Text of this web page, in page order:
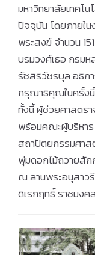
มหาวิทยาลัยเทคโ
ปัจจุบัน โดยภายใ
พระสงฆ์ จำนวน
บรมวงศ์เธอ กรม
รัชสิริวัชรบุล อธิกา
กรุณาธิคุณในครั้งนี้
ทั้งนี้ ผู้ช่วยศาสตร
พร้อมคณะผู้บริหา
สถาปัตยกรรมศาส
พุ่มดอกไม้ถวายสัก
ณ ลานพระอนุสาว
ดิเรกฤทธิ์ ราชมงค